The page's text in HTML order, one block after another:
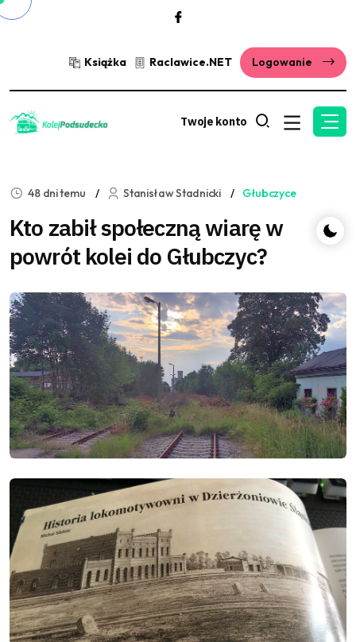
Książka Raclawice.NET Logowanie
Twoje konto
48 dni temu Stanisław Stadnicki Głubczyce
Kto zabił społeczną wiarę w
powrót kolei do Głubczyc?